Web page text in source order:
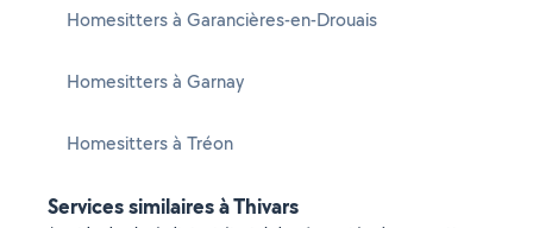
Homesitters à Garancières-en-Drouais
Homesitters à Garnay
Homesitters à Tréon
Services similaires à Thivars